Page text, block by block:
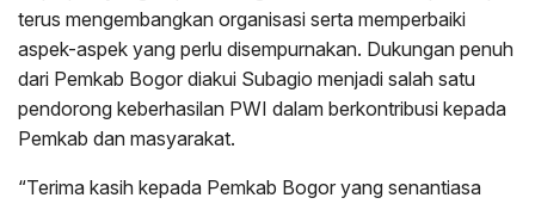
terus mengembangkan organisasi serta memperbaiki
aspek-aspek yang perlu disempurnakan. Dukungan penuh
dari Pemkab Bogor diakui Subagio menjadi salah satu
pendorong keberhasilan PWI dalam berkontribusi kepada
Pemkab dan masyarakat.
“Terima kasih kepada Pemkab Bogor yang senantiasa